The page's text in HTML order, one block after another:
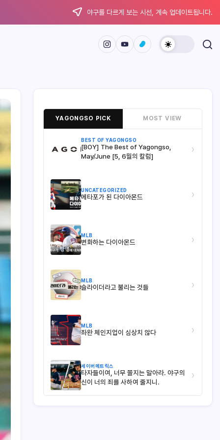
야구를 다르게 보는 시선, 계속 업데이트됩니다.
YAGONGSO PICK MOST VIEW
BEST OF YAGONGSO
[BOY] The Best of Yagongso,
May/June [5, 6월의 칼럼]
›
UNCATEGORIZED
메타포가 된 다이아몬드 ›
MLB
변화하는 다이아몬드 ›
MLB
슬라이더라고 불리는 것들 ›
MLB
좌완 체인지업이 심상치 않다 ›
세이버메트릭스
타자들이여, 너무 쫄지는 말아라. 야구의
신이 너의 죄를 사하여 줄지니.
›